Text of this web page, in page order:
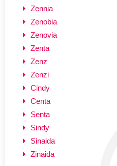
Zennia
Zenobia
Zenovia
Zenta
Zenz
Zenzi
Cindy
Centa
Senta
Sindy
Sinaida
Zinaida